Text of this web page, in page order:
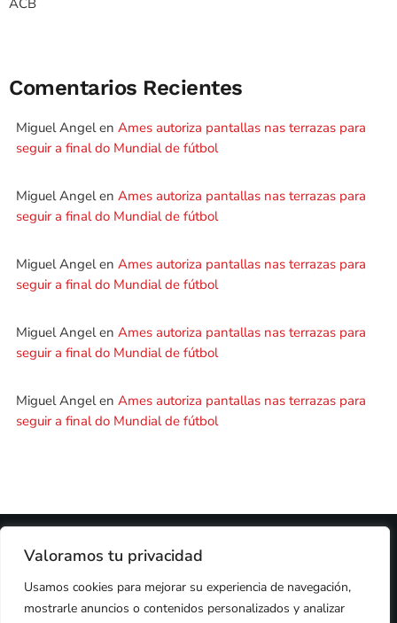
Valoramos tu privacidad
Usamos cookies para mejorar su experiencia de navegación,
mostrarle anuncios o contenidos personalizados y analizar
ACB
Comentarios Recientes
Miguel Angelen Ames autoriza pantallas nas terrazas para
seguir a final do Mundial de fútbol
Miguel Angelen Ames autoriza pantallas nas terrazas para
seguir a final do Mundial de fútbol
Miguel Angelen Ames autoriza pantallas nas terrazas para
seguir a final do Mundial de fútbol
Miguel Angelen Ames autoriza pantallas nas terrazas para
seguir a final do Mundial de fútbol
Miguel Angelen Ames autoriza pantallas nas terrazas para
seguir a final do Mundial de fútbol
2024 © PROPIEDAD DE DEZASETE MEDIA SL
COOKIES
AVISO LEGAL
PUBLICIDAD